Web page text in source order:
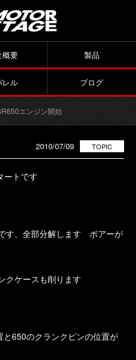
概要 製品
レル ブログ
エンジン開始
TOPIC
2010/07/09
ートです
す、全部分解します ボアーが
クケースも削ります
650のクランクピンの位置が